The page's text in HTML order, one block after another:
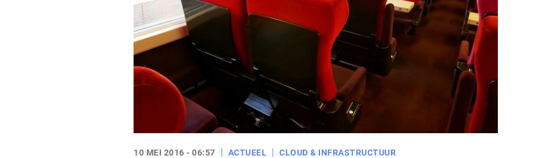
10 MEI 2016 - 06:57 ACTUEEL CLOUD & INFRASTRUCTUUR